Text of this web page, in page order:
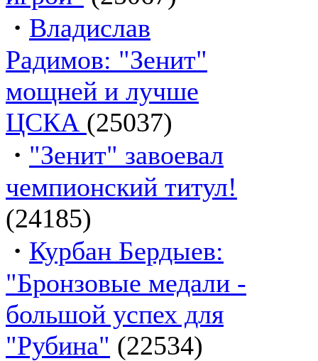
· Владислав
Радимов: "Зенит"
мощней и лучше
ЦСКА (25037)
· "Зенит" завоевал
чемпионский титул!
(24185)
· Курбан Бердыев:
"Бронзовые медали -
большой успех для
"Рубина" (22534)